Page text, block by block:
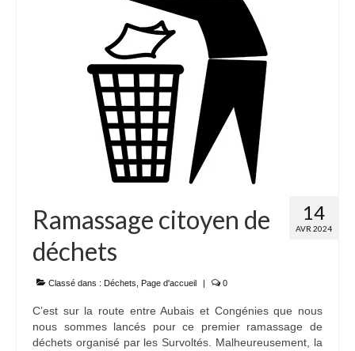
14
AVR 2024
Ramassage citoyen de
déchets
Classé dans : Déchets Page d'accueil | 0
C’est sur la route entre Aubais et Congénies que nous
nous sommes lancés pour ce premier ramassage de
déchets organisé par les Survoltés. Malheureusement, la